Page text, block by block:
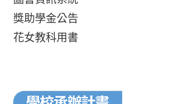
獎助學金公告
花女教科用書